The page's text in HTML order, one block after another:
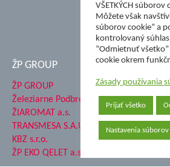
ŽP GROUP
ŽP GROUP
Železiarne Podbrezová a.s.
ŽIAROMAT a.s.
TRANSMESA S.A.U.
KBZ s.r.o.
ŽP EKO QELET a.s.
VŠETKÝCH súborov
Môžete však
súborov cookie” a
kontrolovaný
“Odmietnuť
cookie okrem
Zásady používania
Prijať všetko
Nastavenia